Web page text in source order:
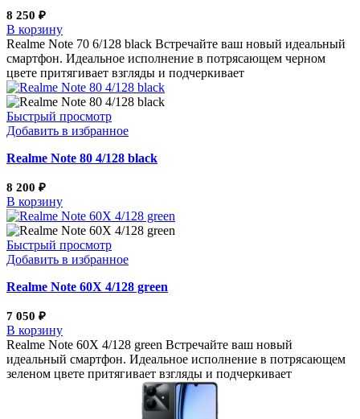
8 250 ₽
В корзину
Realme Note 70 6/128 black Встречайте ваш новый идеальный
смартфон. Идеальное исполнение в потрясающем черном
цвете притягивает взгляды и подчеркивает
Быстрый просмотр
Добавить в избранное
Realme Note 80 4/128 black
8 200 ₽
В корзину
Быстрый просмотр
Добавить в избранное
Realme Note 60Х 4/128 green
7 050 ₽
В корзину
Realme Note 60Х 4/128 green Встречайте ваш новый
идеальный смартфон. Идеальное исполнение в потрясающем
зеленом цвете притягивает взгляды и подчеркивает